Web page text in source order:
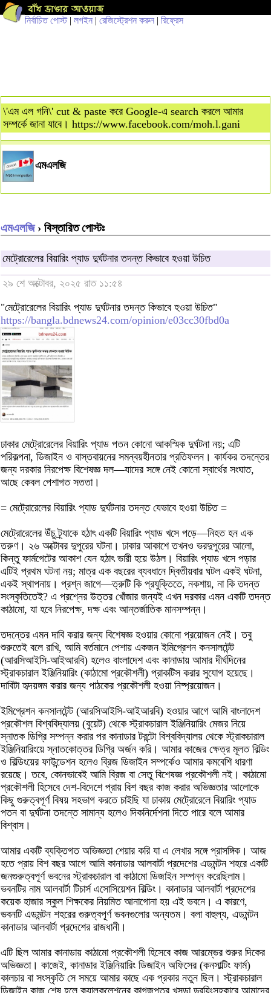
নির্বাচিত পোস্ট| লগইন | রেজিস্ট্রেশন করুন | রিফ্রেস
\'এম এল গনি\' cut & paste করে Google-এ search করলে আমার
সম্পর্কে জানা যাবে। https://www.facebook.com/moh.l.gani
এমএলজি
এমএলজি› বিস্তারিত পোস্টঃ
মেট্রোরেলের বিয়ারিং প্যাড দুর্ঘটনার তদন্ত কিভাবে হওয়া উচিত
২৯ শে অক্টোবর, ২০২৫ রাত ১১:৫৪
"মেট্রোরেলের বিয়ারিং প্যাড দুর্ঘটনার তদন্ত কিভাবে হওয়া উচিত"
https://bangla.bdnews24.com/opinion/e03cc30fbd0a
ঢাকার মেট্রোরেলের বিয়ারিং প্যাড পতন কোনো আকস্মিক দুর্ঘটনা নয়; এটি
পরিকল্পনা, ডিজাইন ও বাস্তবায়নের সমন্বয়হীনতার প্রতিফলন। কার্যকর তদন্তের
জন্য দরকার নিরপেক্ষ বিশেষজ্ঞ দল—যাদের সঙ্গে নেই কোনো স্বার্থের সংঘাত,
আছে কেবল পেশাগত সততা।
= মেট্রোরেলের বিয়ারিং প্যাড দুর্ঘটনার তদন্ত যেভাবে হওয়া উচিত =
মেট্রোরেলের উঁচু ট্র্যাকে হঠাৎ একটি বিয়ারিং প্যাড খসে পড়ে—নিহত হন এক
তরুণ। ২৬ অক্টোবর দুপুরের ঘটনা। ঢাকার আকাশে তখনও ভরদুপুরের আলো,
কিন্তু ফার্মগেটের আকাশ যেন হঠাৎ ভারী হয়ে উঠল। বিয়ারিং প্যাড খসে পড়ার
এটিই প্রথম ঘটনা নয়; মাত্র এক বছরের ব্যবধানে দ্বিতীয়বার ঘটল একই ঘটনা,
একই স্থাপনায়। প্রশ্ন জাগে—ত্রুটি কি প্রযুক্তিতে, নকশায়, না কি তদন্ত
সংস্কৃতিতেই? এ প্রশ্নের উত্তর খোঁজার জন্যই এখন দরকার এমন একটি তদন্ত
কাঠামো, যা হবে নিরপেক্ষ, দক্ষ এবং আন্তর্জাতিক মানসম্পন্ন।
তদন্তের এমন দাবি করার জন্য বিশেষজ্ঞ হওয়ার কোনো প্রয়োজন নেই। তবু
শুরুতেই বলে রাখি, আমি বর্তমানে পেশায় একজন ইমিগ্রেশন কনসালটেন্ট
(আরসিআইসি-আইআরবি) হলেও বাংলাদেশ এবং কানাডায় আমার দীর্ঘদিনের
স্ট্রাকচারাল ইঞ্জিনিয়ারিং (কাঠামো প্রকৌশলী) প্রাকটিস করার সুযোগ হয়েছে।
দাবিটা হৃদয়ঙ্গম করার জন্য পাঠকের প্রকৌশলী হওয়া নিষ্প্রয়োজন।
ইমিগ্রেশন কনসালটেন্ট (আরসিআইসি-আইআরবি) হওয়ার আগে আমি বাংলাদেশ
প্রকৌশল বিশ্ববিদ্যালয় (বুয়েট) থেকে স্ট্রাকচারাল ইঞ্জিনিয়ারিং মেজর নিয়ে
স্নাতক ডিগ্রি সম্পন্ন করার পর কানাডার টরন্টো বিশ্ববিদ্যালয় থেকে স্ট্রাকচারাল
ইঞ্জিনিয়ারিংয়ে স্নাতকোত্তর ডিগ্রি অর্জন করি। আমার কাজের ক্ষেত্র মূলত বিল্ডিং
ও বিল্ডিংয়ের ফাউন্ডেশন হলেও ব্রিজ ডিজাইন সম্পর্কেও আমার কমবেশি ধারণা
রয়েছে। তবে, কোনভাবেই আমি ব্রিজ বা সেতু বিশেষজ্ঞ প্রকৌশলী নই। কাঠামো
প্রকৌশলী হিসেবে দেশ-বিদেশে প্রায় বিশ বছর কাজ করার অভিজ্ঞতার আলোকে
কিছু গুরুত্বপূর্ণ বিষয় সহভাগ করতে চাইছি যা ঢাকায় মেট্রোরেলে বিয়ারিং প্যাড
পতন বা দুর্ঘটনা তদন্তে সামান্য হলেও দিকনির্দেশনা দিতে পারে বলে আমার
বিশ্বাস।
আমার একটি ব্যক্তিগত অভিজ্ঞতা শেয়ার করি যা এ লেখার সঙ্গে প্রাসঙ্গিক। আজ
হতে প্রায় বিশ বছর আগে আমি কানাডার আলবার্টা প্রদেশের এডমন্টন শহরে একটি
জনগুরুত্বপূর্ণ ভবনের স্ট্রাকচারাল বা কাঠামো ডিজাইন সম্পন্ন করেছিলাম।
ভবনটির নাম আলবার্টা টিচার্স এসোসিয়েশন বিল্ডিং। কানাডার আলবার্টা প্রদেশের
কয়েক হাজার স্কুল শিক্ষকের নিয়মিত আনাগোনা হয় এই ভবনে। এ কারণে,
ভবনটি এডমন্টন শহরের গুরুত্বপূর্ণ ভবনগুলোর অন্যতম। বলা বাহুল্য, এডমন্টন
কানাডার আলবার্টা প্রদেশের রাজধানী।
এটি ছিল আমার কানাডায় কাঠামো প্রকৌশলী হিসেবে কাজ আরম্ভের শুরুর দিকের
অভিজ্ঞতা। কাজেই, কানাডার ইঞ্জিনিয়ারিং ডিজাইন অফিসের (কনসাল্টিং ফার্ম)
কালচার বা সংস্কৃতি সে সময়ে আমার কাছে এক প্রকার নতুন ছিল। স্ট্রাকচারাল
ডিজাইন কাজ শেষ হলে ক্যাল্কুলেশনের কাগজপত্র খসড়া ড্রয়িংসহকারে আমাদের